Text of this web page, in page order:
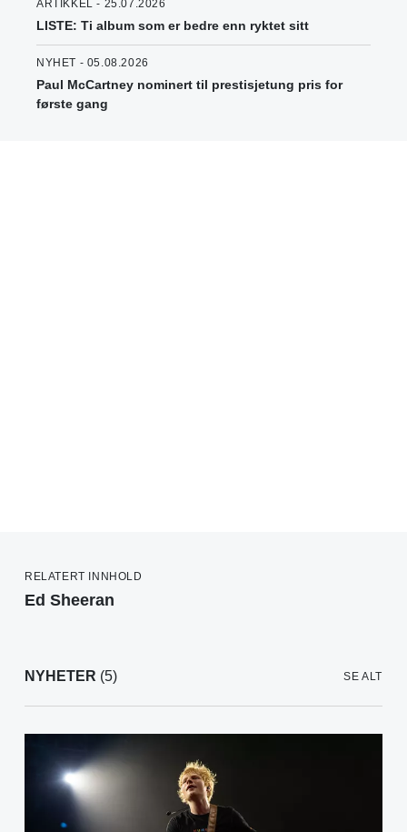
ARTIKKEL - 25.07.2026
LISTE: Ti album som er bedre enn ryktet sitt
NYHET - 05.08.2026
Paul McCartney nominert til prestisjetung pris for
første gang
RELATERT INNHOLD
Ed Sheeran
NYHETER (5) SE ALT